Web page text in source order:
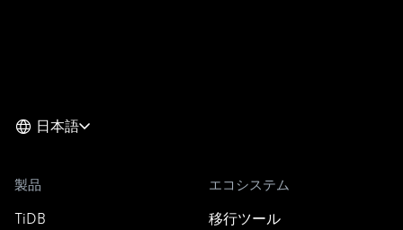
日本語
製品
TiDB
エコシステム
移行ツール